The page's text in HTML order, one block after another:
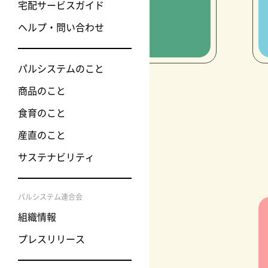
宅配サービスガイド
ヘルプ・問い合わせ
パルシステムのこと
商品のこと
食育のこと
産直のこと
サステナビリティ
パルシステム連合会
組織情報
プレスリリース